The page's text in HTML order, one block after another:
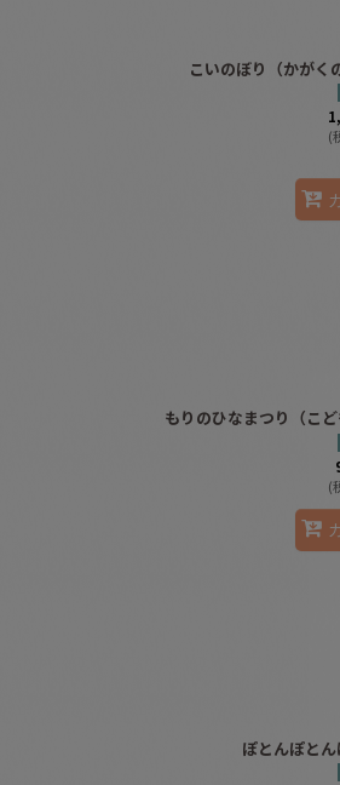
こいのぼり（かがく
(
もりのひなまつり（こ
(
ぽとんぽとん